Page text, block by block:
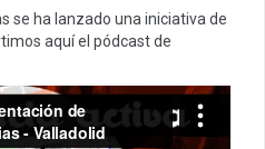
se ha lanzado una iniciativa de
aquí el pódcast de